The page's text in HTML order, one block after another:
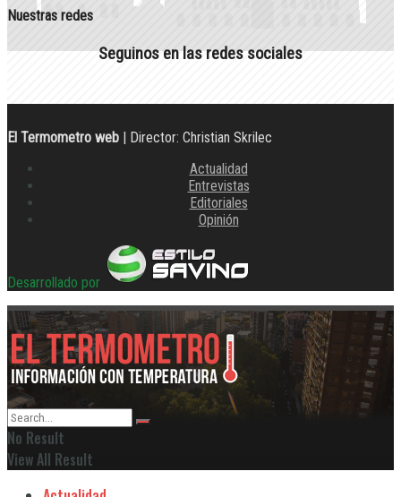
Nuestras redes
Seguinos en las redes sociales
El Termometro web | Director: Christian Skrilec
Actualidad
Entrevistas
Editoriales
Opinión
Desarrollado por
No Result
View All Result